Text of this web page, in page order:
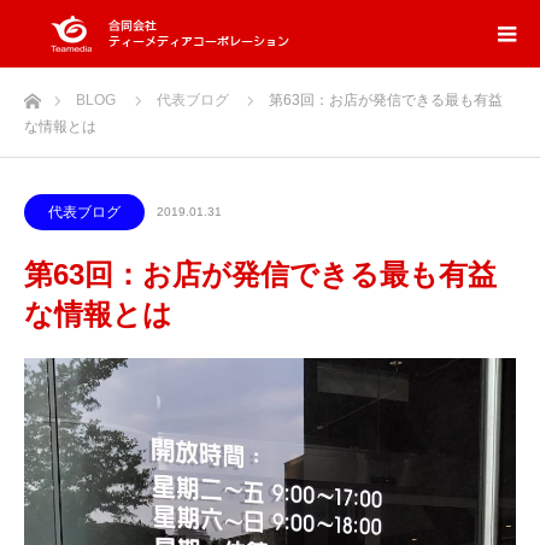
ホームBLOG 代表ブログ
第63回：お店が発信できる最も有益
な情報とは
代表ブログ 2019.01.31
第63回：お店が発信できる最も有益
な情報とは